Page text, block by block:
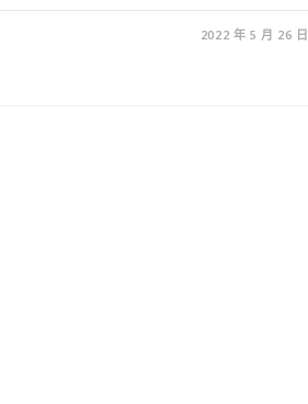
2022 年 5 月 26 日